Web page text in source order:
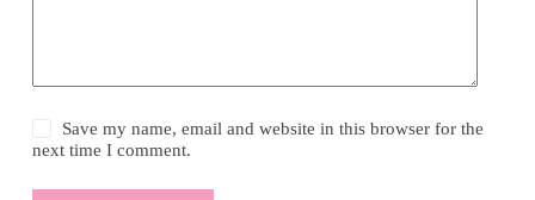
Save my name, email and website in this browser for the
next time I comment.